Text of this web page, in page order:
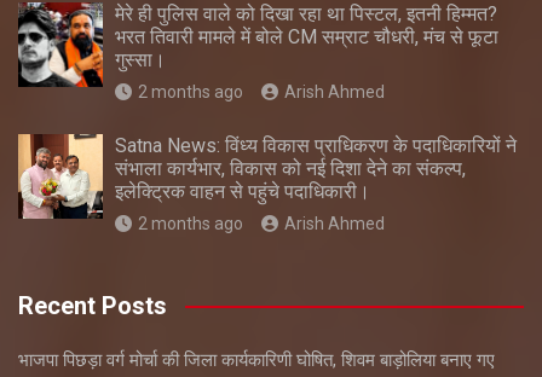
मेरे ही पुलिस वाले को दिखा रहा था पिस्टल, इतनी हिम्मत?
भरत तिवारी मामले में बोले CM सम्राट चौधरी, मंच से फूटा
गुस्सा।
2 months ago Arish Ahmed
Satna News: विंध्य विकास प्राधिकरण के पदाधिकारियों ने
संभाला कार्यभार, विकास को नई दिशा देने का संकल्प,
इलेक्ट्रिक वाहन से पहुंचे पदाधिकारी।
2 months ago Arish Ahmed
Recent Posts
भाजपा पिछड़ा वर्ग मोर्चा की जिला कार्यकारिणी घोषित, शिवम बाड़ोलिया बनाए गए